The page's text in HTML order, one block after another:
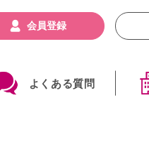
よくある質問
会員登録